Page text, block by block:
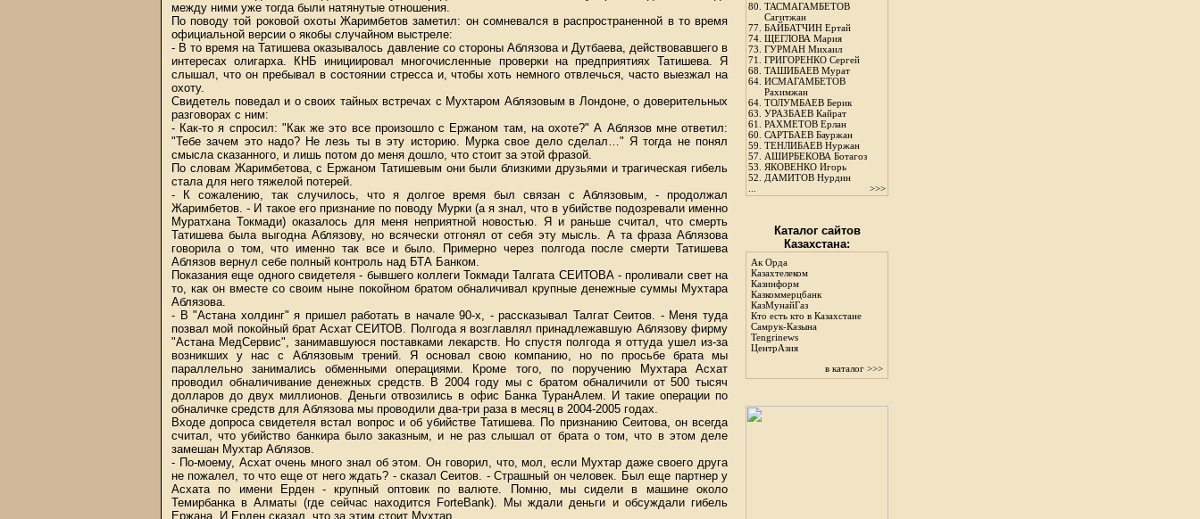
между ними уже тогда были натянутые отношения.
По поводу той роковой охоты Жаримбетов заметил: он сомневался в распространенной в то время
официальной версии о якобы случайном выстреле:
- В то время на Татишева оказывалось давление со стороны Аблязова и Дутбаева, действовавшего в
интересах олигарха. КНБ инициировал многочисленные проверки на предприятиях Татишева. Я
слышал, что он пребывал в состоянии стресса и, чтобы хоть немного отвлечься, часто выезжал на
охоту.
Свидетель поведал и о своих тайных встречах с Мухтаром Аблязовым в Лондоне, о доверительных
разговорах с ним:
- Как-то я спросил: "Как же это все произошло с Ержаном там, на охоте?" А Аблязов мне ответил:
"Тебе зачем это надо? Не лезь ты в эту историю. Мурка свое дело сделал…" Я тогда не понял
смысла сказанного, и лишь потом до меня дошло, что стоит за этой фразой.
По словам Жаримбетова, с Ержаном Татишевым они были близкими друзьями и трагическая гибель
стала для него тяжелой потерей.
- К сожалению, так случилось, что я долгое время был связан с Аблязовым, - продолжал
Жаримбетов. - И такое его признание по поводу Мурки (а я знал, что в убийстве подозревали именно
Муратхана Токмади) оказалось для меня неприятной новостью. Я и раньше считал, что смерть
Татишева была выгодна Аблязову, но всячески отгонял от себя эту мысль. А та фраза Аблязова
говорила о том, что именно так все и было. Примерно через полгода после смерти Татишева
Аблязов вернул себе полный контроль над БТА Банком.
Показания еще одного свидетеля - бывшего коллеги Токмади Талгата СЕИТОВА - проливали свет на
то, как он вместе со своим ныне покойном братом обналичивал крупные денежные суммы Мухтара
Аблязова.
- В "Астана холдинг" я пришел работать в начале 90-х, - рассказывал Талгат Сеитов. - Меня туда
позвал мой покойный брат Асхат СЕИТОВ. Полгода я возглавлял принадлежавшую Аблязову фирму
"Астана МедСервис", занимавшуюся поставками лекарств. Но спустя полгода я оттуда ушел из-за
возникших у нас с Аблязовым трений. Я основал свою компанию, но по просьбе брата мы
параллельно занимались обменными операциями. Кроме того, по поручению Мухтара Асхат
проводил обналичивание денежных средств. В 2004 году мы с братом обналичили от 500 тысяч
долларов до двух миллионов. Деньги отвозились в офис Банка ТуранАлем. И такие операции по
обналичке средств для Аблязова мы проводили два-три раза в месяц в 2004-2005 годах.
Входе допроса свидетеля встал вопрос и об убийстве Татишева. По признанию Сеитова, он всегда
считал, что убийство банкира было заказным, и не раз слышал от брата о том, что в этом деле
замешан Мухтар Аблязов.
- По-моему, Асхат очень много знал об этом. Он говорил, что, мол, если Мухтар даже своего друга
не пожалел, то что еще от него ждать? - сказал Сеитов. - Страшный он человек. Был еще партнер у
Асхата по имени Ерден - крупный оптовик по валюте. Помню, мы сидели в машине около
Темирбанка в Алматы (где сейчас находится ForteBank). Мы ждали деньги и обсуждали гибель
Ержана. И Ерден сказал, что за этим стоит Мухтар.
80. ТАСМАГАМБЕТОВ
Сагитжан
77. БАЙБАТЧИН Ертай
74. ЩЕГЛОВА Мария
73. ГУРМАН Михаил
71. ГРИГОРЕНКО Сергей
68. ТАШИБАЕВ Мурат
64. ИСМАГАМБЕТОВ
Рахимжан
64. ТОЛУМБАЕВ Берик
63. УРАЗБАЕВ Кайрат
61. РАХМЕТОВ Ерлан
60. САРТБАЕВ Бауржан
59. ТЕНЛИБАЕВ Нуржан
57. АШИРБЕКОВА Ботагоз
53. ЯКОВЕНКО Игорь
52. ДАМИТОВ Нурдин
>>>
Каталог сайтов
Казахстана:
Ак Орда
Казахтелеком
Казинформ
Казкоммерцбанк
КазМунайГаз
Кто есть кто в Казахстане
Самрук-Казына
Tengrinews
ЦентрАзия
в каталог >>>